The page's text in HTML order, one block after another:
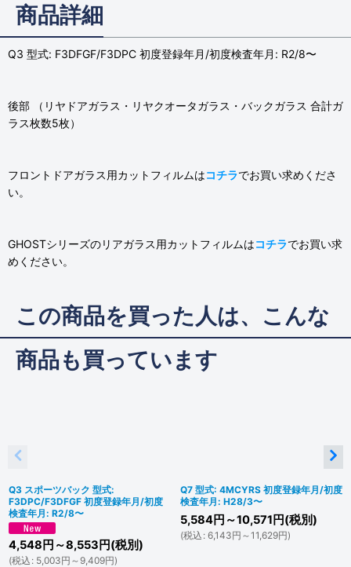
商品詳細
Q3 型式: F3DFGF/F3DPC 初度登録年月/初度検査年月: R2/8〜
後部 （リヤドアガラス・リヤクオータガラス・バックガラス 合計ガ
ラス枚数5枚）
フロントドアガラス用カットフィルムはコチラでお買い求めくださ
い。
GHOSTシリーズのリアガラス用カットフィルムはコチラでお買い求
めください。
この商品を買った人は、こんな
商品も買っています
Q3 スポーツバック 型式:
F3DPC/F3DFGF 初度登録年月/初度
検査年月: R2/8〜
4,548 円 ～8,553 円(税別)
(税込 : 5,003円 ～9,409円)
Q7 型式: 4MCYRS 初度登録年月/初度
検査年月: H28/3〜
5,584円 ～10,571 円(税別)
(税込 : 6,143円 ～11,629円)